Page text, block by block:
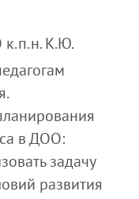
к.п.н. К.Ю.
в ДОО:
задачу
развития